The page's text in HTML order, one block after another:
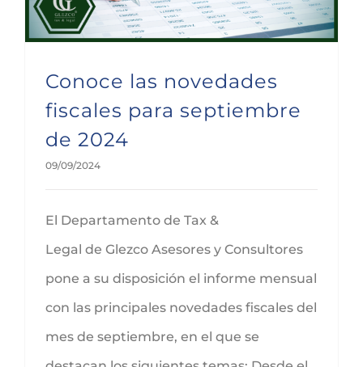
Conoce las novedades
fiscales para septiembre
de 2024
09/09/2024
El Departamento de Tax &
Legal de Glezco Asesores y Consultores
pone a su disposición el informe mensual
con las principales novedades fiscales del
mes de septiembre, en el que se